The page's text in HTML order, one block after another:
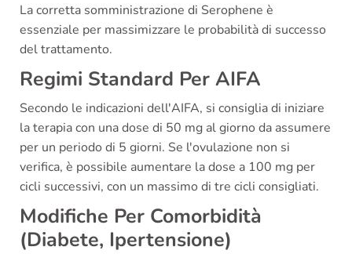
La corretta somministrazione di Serophene è
essenziale per massimizzare le probabilità di successo
del trattamento.
Regimi Standard Per AIFA
Secondo le indicazioni dell'AIFA, si consiglia di iniziare
la terapia con una dose di 50 mg al giorno da assumere
per un periodo di 5 giorni. Se l'ovulazione non si
verifica, è possibile aumentare la dose a 100 mg per
cicli successivi, con un massimo di tre cicli consigliati.
Modifiche Per Comorbidità
(Diabete, Ipertensione)